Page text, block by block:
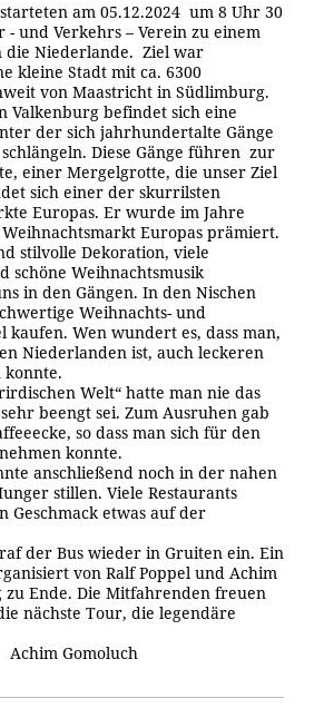
am 05.12.2024 um 8 Uhr 30
- und Verkehrs – Verein zu einem
die Niederlande. Ziel war
kleine Stadt mit ca. 6300
von Maastricht in Südlimburg.
Valkenburg befindet sich eine
der sich jahrhundertalte Gänge
Diese Gänge führen zur
einer Mergelgrotte, die unser Ziel
sich einer der skurrilsten
Europas. Er wurde im Jahre
Weihnachtsmarkt Europas prämiert.
stilvolle Dekoration, viele
schöne Weihnachtsmusik
in den Gängen. In den Nischen
Weihnachts- und
kaufen. Wen wundert es, dass man,
Niederlanden ist, auch leckeren
konnte.
Welt“ hatte man nie das
beengt sei. Zum Ausruhen gab
so dass man sich für den
konnte.
anschließend noch in der nahen
stillen. Viele Restaurants
Geschmack etwas auf der
der Bus wieder in Gruiten ein. Ein
von Ralf Poppel und Achim
zu Ende. Die Mitfahrenden freuen
nächste Tour, die legendäre
Achim Gomoluch